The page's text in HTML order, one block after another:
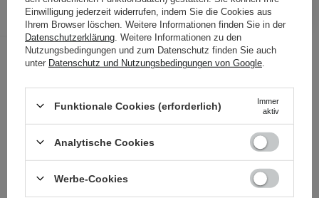
Folgende Produkte wurden von
anderen Kunden geprüft
Einwilligung jederzeit widerrufen, indem Sie die Cookies aus
Ihrem Browser löschen. Weitere Informationen finden Sie in der
Datenschutzerklärung . Weitere Informationen zu den
Nutzungsbedingungen und zum Datenschutz finden Sie auch
unter Datenschutz und Nutzungsbedingungen von Google
Funktionale Cookies (erforderlich)
Immer
aktiv
Analytische Cookies
Werbe-Cookies